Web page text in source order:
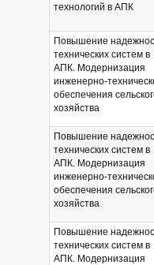
технологий в АПК
Повышение
технических систем в
АПК. Модернизация
инженерно-
обеспечения
хозяйства
Повышение
технических систем в
АПК. Модернизация
инженерно-
обеспечения
хозяйства
Повышение
технических систем в
АПК. Модернизация